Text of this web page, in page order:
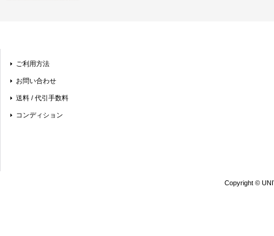
ご利用方法
お問い合わせ
送料 / 代引手数料
コンディション
Copyright ©